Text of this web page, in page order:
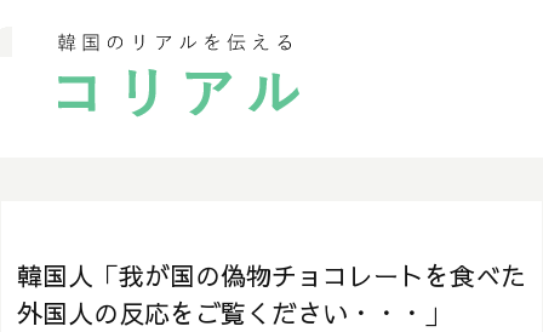
韓国人「我が国の偽物チョコレートを食べた
外国人の反応をご覧ください・・・」